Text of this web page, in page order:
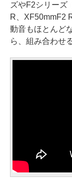
ズやF2シリーズ
R、XF50mmF2
動音もほとんど
ら、組み合わせ